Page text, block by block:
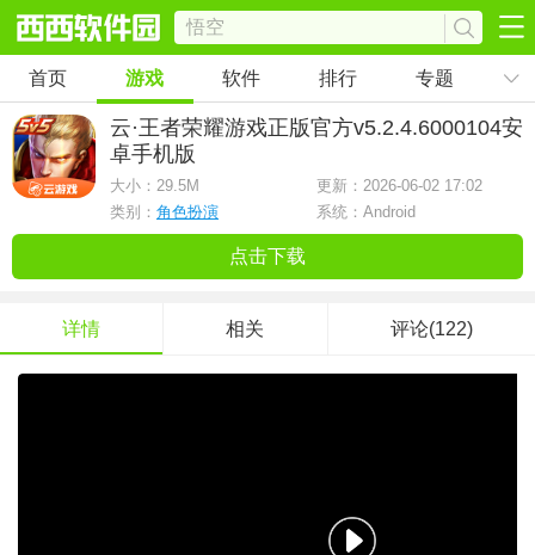
首页 游戏 软件 排行 专题
云·王者荣耀游戏正版官方v5.2.4.6000104安
卓手机版
大小： 29.5M
更新：2026-06-02 17:02
类别： 角色扮演 系统：Android
点击下载
详情 相关 评论(122)